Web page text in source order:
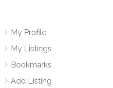
My Profile
My Listings
Bookmarks
Add Listing